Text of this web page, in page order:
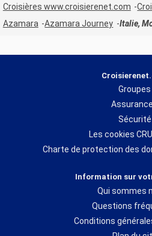
Croisières www.croisierenet.com
Azamara
Azamara Journey Italie,
Groupes
Sécurité
Les cookies
Charte de protection des
Information sur
Qui sommes
Questions
Conditions